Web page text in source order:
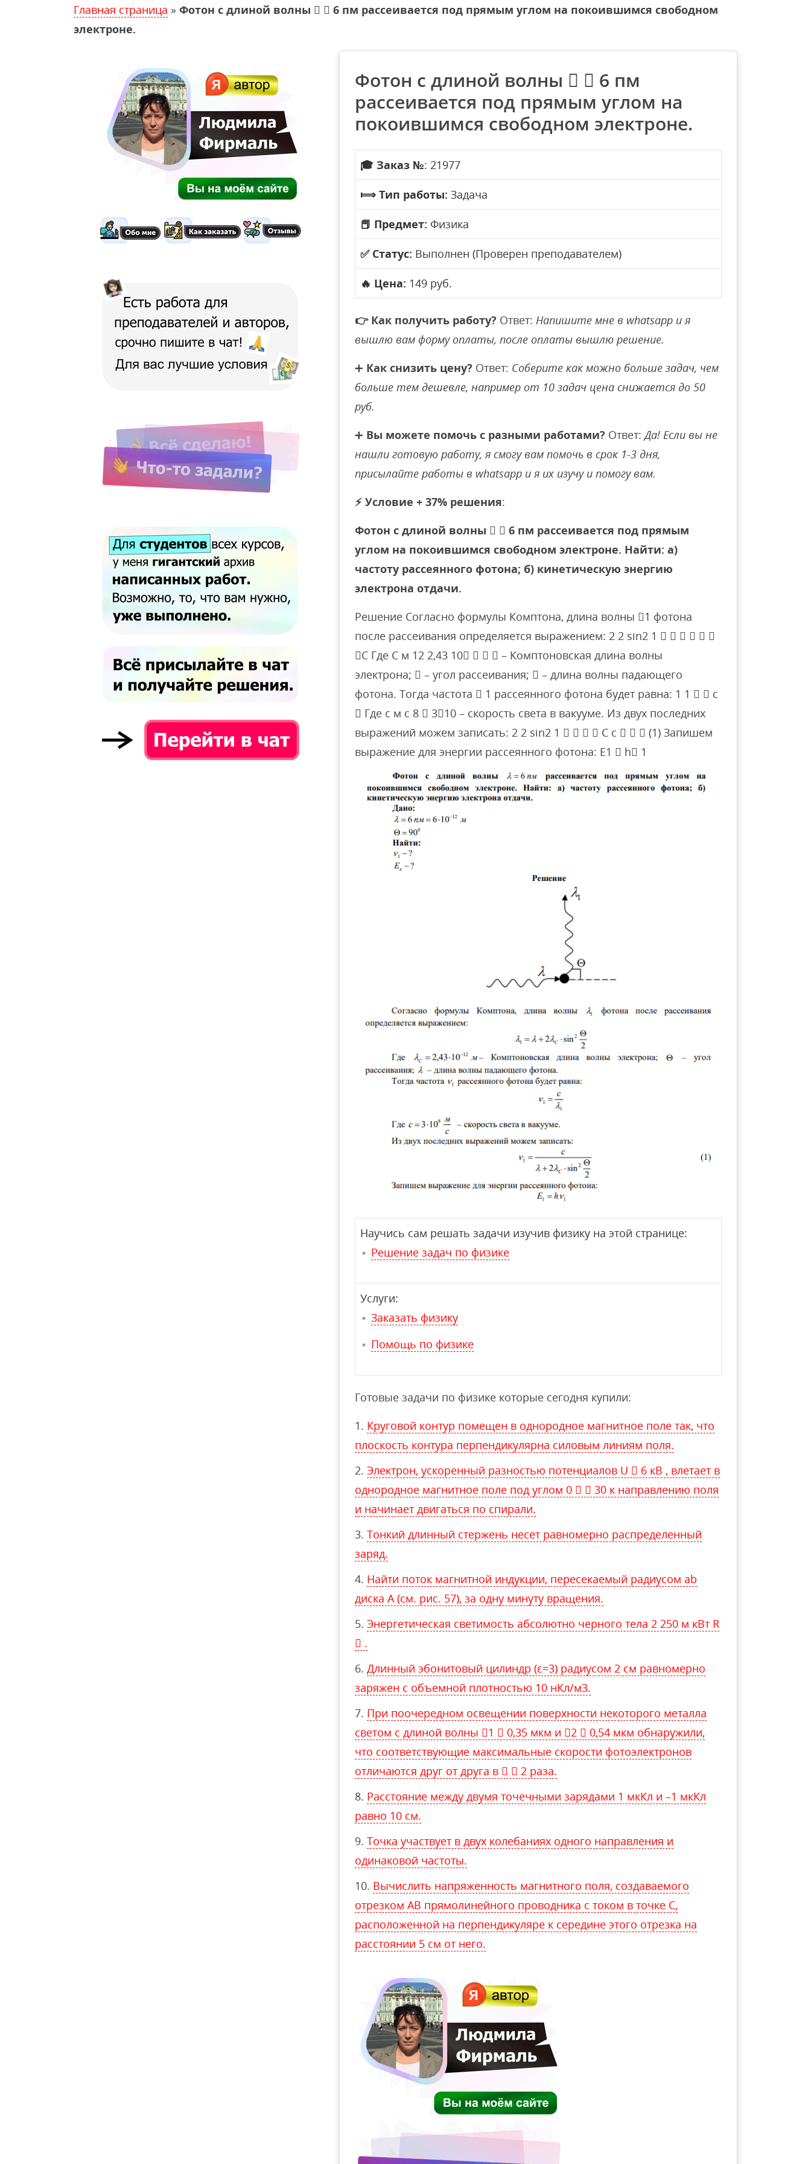
Главная страница » Фотон с длиной волны   6 пм рассеивается под прямым углом на покоившимся свободном
электроне.
Фотон с длиной волны   6 пм
рассеивается под прямым углом на
покоившимся свободном электроне.
🎓 Заказ №: 21977
⟾ Тип работы: Задача
📕 Предмет: Физика
✅ Статус: Выполнен (Проверен преподавателем)
🔥 Цена: 149 руб.
👉 Как получить работу? Ответ: Напишите мне в whatsapp и я
вышлю вам форму оплаты, после оплаты вышлю решение.
➕ Как снизить цену? Ответ: Соберите как можно больше задач, чем
больше тем дешевле, например от 10 задач цена снижается до 50
руб.
➕ Вы можете помочь с разными работами? Ответ:Да! Если вы не
нашли готовую работу, я смогу вам помочь в срок 1-3 дня,
присылайте работы в whatsapp и я их изучу и помогу вам.
⚡ Условие + 37% решения:
Фотон с длиной волны   6 пм рассеивается под прямым
углом на покоившимся свободном электроне. Найти: а)
частоту рассеянного фотона; б) кинетическую энергию
электрона отдачи.
Решение Согласно формулы Комптона, длина волны 1 фотона
после рассеивания определяется выражением: 2 2 sin2 1      
C Где C м 12 2,43 10    – Комптоновская длина волны
электрона;  – угол рассеивания;  – длина волны падающего
фотона. Тогда частота  1 рассеянного фотона будет равна: 1 1   c
 Где с м c 8  310 – скорость света в вакууме. Из двух последних
выражений можем записать: 2 2 sin2 1     C c    (1) Запишем
выражение для энергии рассеянного фотона: E1  h 1
Научись сам решать задачи изучив физику на этой странице:
Решение задач по физике
Услуги:
Заказать физику
Помощь по физике
Готовые задачи по физике которые сегодня купили:
Круговой контур помещен в однородное магнитное поле так, что
плоскость контура перпендикулярна силовым линиям поля.
Электрон, ускоренный разностью потенциалов U  6 кВ , влетает в
однородное магнитное поле под углом 0   30 к направлению поля
и начинает двигаться по спирали.
Тонкий длинный стержень несет равномерно распределенный
заряд.
Найти поток магнитной индукции, пересекаемый радиусом ab
диска А (см. рис. 57), за одну минуту вращения.
Энергетическая светимость абсолютно черного тела 2 250 м кВт R
 .
Длинный эбонитовый цилиндр (ε=3) радиусом 2 см равномерно
заряжен с объемной плотностью 10 нКл/м3.
При поочередном освещении поверхности некоторого металла
светом с длиной волны 1  0,35 мкм и 2  0,54 мкм обнаружили,
что соответствующие максимальные скорости фотоэлектронов
отличаются друг от друга в   2 раза.
Расстояние между двумя точечными зарядами 1 мкКл и –1 мкКл
равно 10 см.
Точка участвует в двух колебаниях одного направления и
одинаковой частоты.
Вычислить напряженность магнитного поля, создаваемого
отрезком АВ прямолинейного проводника с током в точке С,
расположенной на перпендикуляре к середине этого отрезка на
расстоянии 5 см от него.